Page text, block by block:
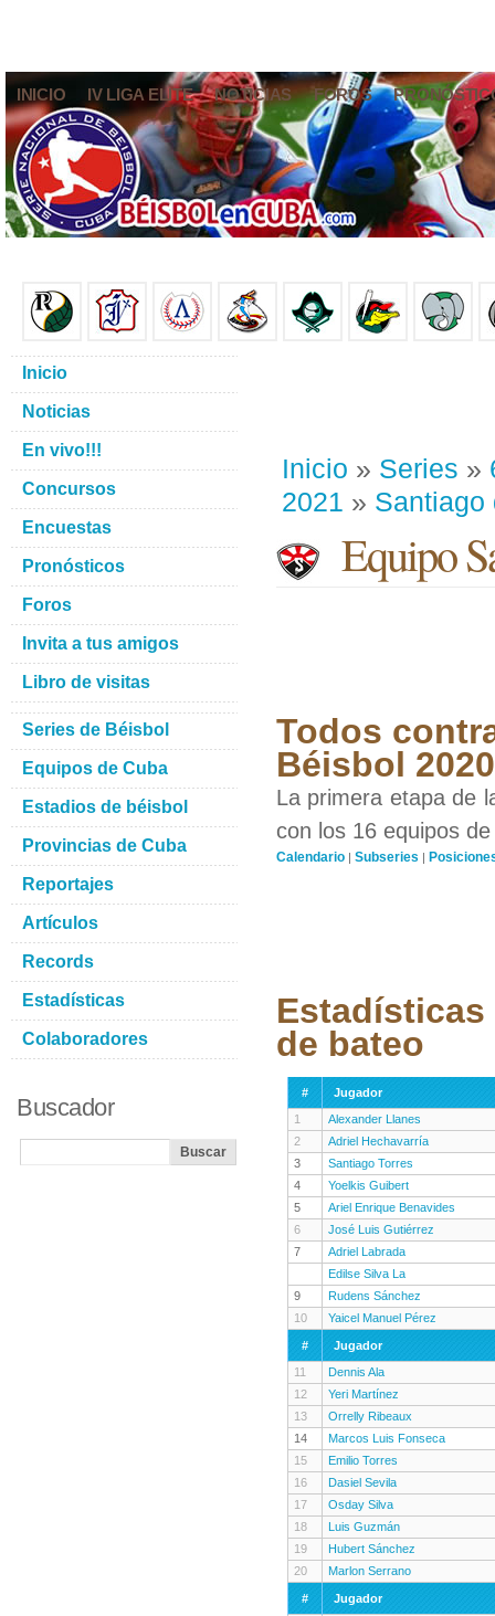
INICIO IV LIGA ELITE NOTICIAS FOROS
Inicio » Series »
2021 » Santiago
Equipo
Todos
Béisbol
La primera etapa de
con los 16 equipos
Calendario | Subseries |
Estadísticas
de bateo
#
Jugador
1
Alexander Llanes
2
Adriel Hechavarría
3
Santiago Torres
4
Yoelkis Guibert
5
Ariel Enrique Benavides
6
José Luis Gutiérrez
7
Adriel Labrada
Edilse Silva La
9
Rudens Sánchez
10
Yaicel Manuel Pérez
#
Jugador
11
Dennis Ala
12
Yeri Martínez
13
Orrelly Ribeaux
14
Marcos Luis Fonseca
15
Emilio Torres
16
Dasiel Sevila
17
Osday Silva
18
Luis Guzmán
19
Hubert Sánchez
20
Marlon Serrano
#
Jugador
Inicio
Noticias
En vivo!!!
Concursos
Encuestas
Pronósticos
Foros
Invita a tus amigos
Libro de visitas
Series de Béisbol
Equipos de Cuba
Estadios de béisbol
Provincias de Cuba
Reportajes
Artículos
Records
Estadísticas
Colaboradores
Buscador